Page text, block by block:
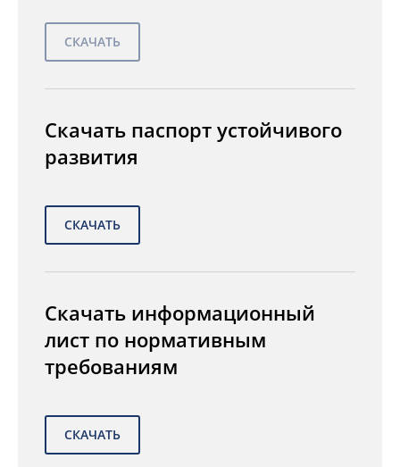
Скачать паспорт устойчивого
развития
Скачать информационный
лист по нормативным
требованиям